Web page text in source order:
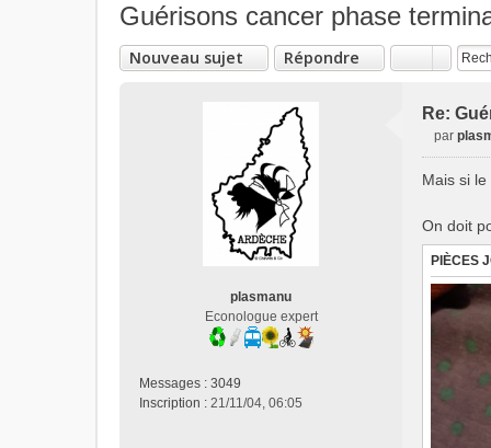
Guérisons cancer phase
Nouveau sujet Répondre
plasmanu
Econologue expert
Messages : 3049
Inscription : 21/11/04, 06:05
Re:
s
a
g
e
n
o
par
Mais si
On doit
PIÈCES